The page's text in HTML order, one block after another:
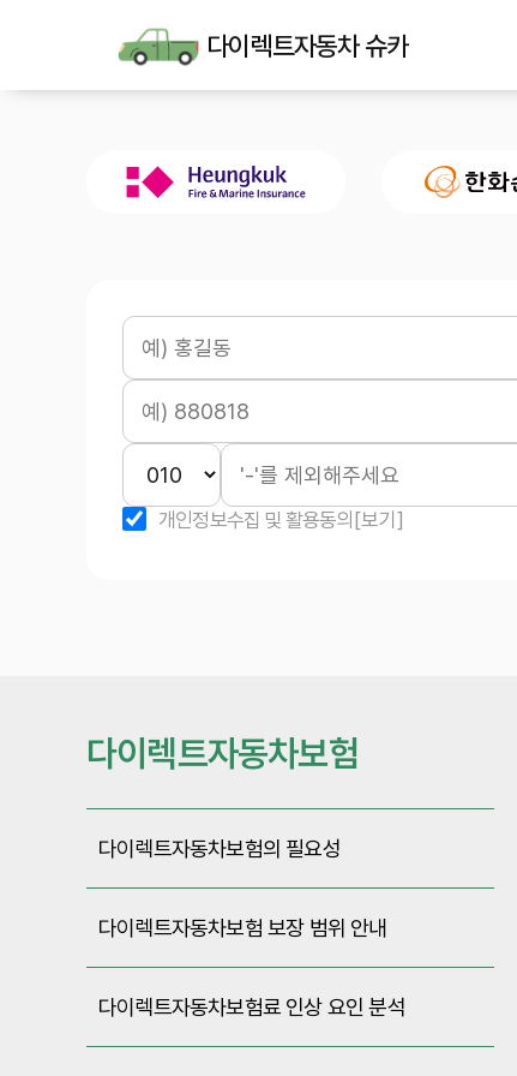
다이렉트자동차 슈카
개인정보수집 및 활용동의 [보기]
다이렉트자동차보험
다이렉트자동차보험의 필요성
다이렉트자동차보험 보장 범위 안내
다이렉트자동차보험료 인상 요인 분석